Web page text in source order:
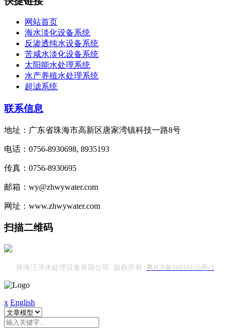
网站首页
海水淡化设备系统
反渗透纯水设备系统
苦咸水淡化设备系统
太阳能水处理系统
水产养殖水处理系统
超滤系统
联系信息
地址：广东省珠海市高新区唐家湾镇科技一路8号
电话：0756-8930698, 8935193
传真：0756-8930695
邮箱：wy@zhwywater.com
网址：www.zhwywater.com
扫描二维码
珠海汪洋水处理设备有限公司 版权所有 粤ICP备10016155号-1
x English